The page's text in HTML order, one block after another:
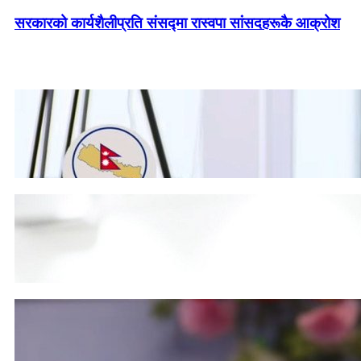
देउवा नेपाल फर्किंदा धरपकड भए विरोधमा उत्रिन्छौँ : शशांक
सरकारको कार्यशैलीप्रति संसद्‍मा रास्वपा सांसदहरूकै आक्रोश